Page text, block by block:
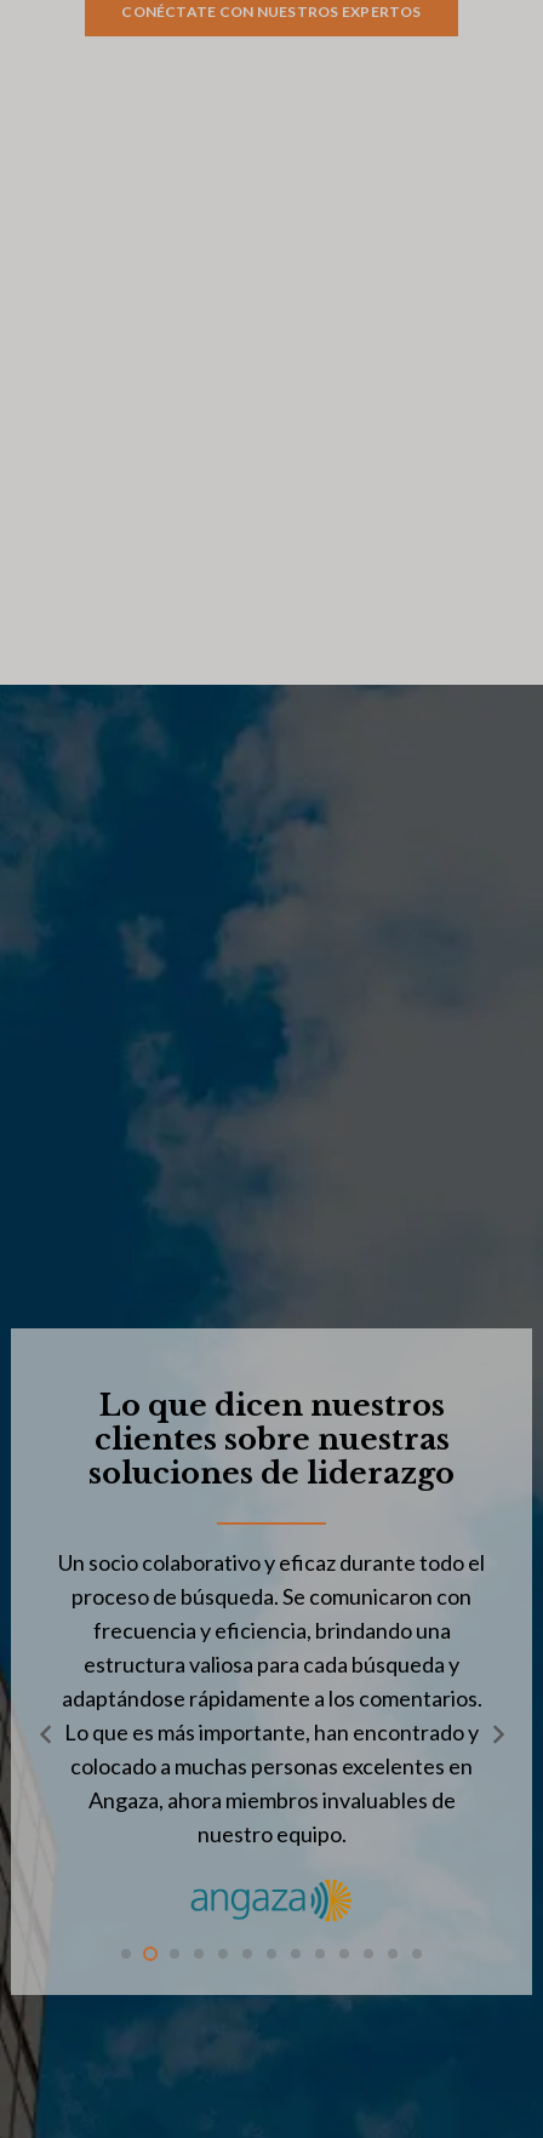
CONÉCTATE CON NUESTROS EXPERTOS
Lo que dicen nuestros
clientes sobre nuestras
soluciones de liderazgo
Un socio colaborativo y eficaz durante todo el
proceso de búsqueda. Se comunicaron con
frecuencia y eficiencia, brindando una
estructura valiosa para cada búsqueda y
adaptándose rápidamente a los comentarios.
Lo que es más importante, han encontrado y
colocado a muchas personas excelentes en
Angaza, ahora miembros invaluables de
nuestro equipo.